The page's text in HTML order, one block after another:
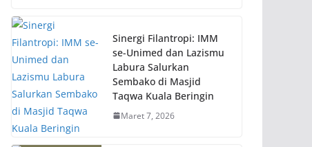
Sinergi Filantropi: IMM
se-Unimed dan Lazismu
Labura Salurkan
Sembako di Masjid
Taqwa Kuala Beringin
Maret 7, 2026